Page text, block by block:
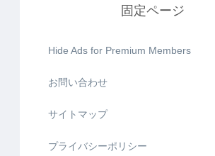
固定ページ
Hide Ads for Premium Members
お問い合わせ
サイトマップ
プライバシーポリシー